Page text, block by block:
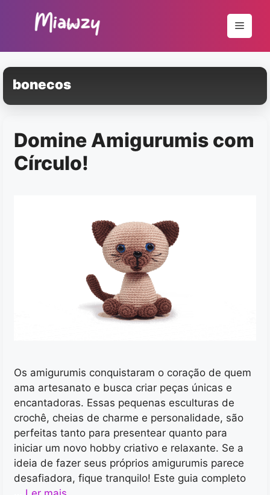
conteúdo
Menu
bonecos
Domine Amigurumis com
Círculo!
Os amigurumis conquistaram o coração de quem
ama artesanato e busca criar peças únicas e
encantadoras. Essas pequenas esculturas de
crochê, cheias de charme e personalidade, são
perfeitas tanto para presentear quanto para
iniciar um novo hobby criativo e relaxante. Se a
ideia de fazer seus próprios amigurumis parece
desafiadora, fique tranquilo! Este guia completo